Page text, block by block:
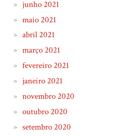
junho 2021
maio 2021
abril 2021
março 2021
fevereiro 2021
janeiro 2021
novembro 2020
outubro 2020
setembro 2020